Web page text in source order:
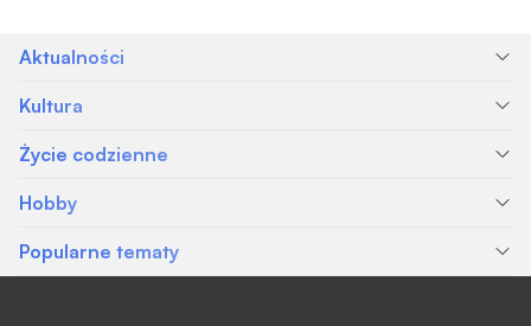
Aktualności
Kultura
Życie codzienne
Hobby
Popularne tematy